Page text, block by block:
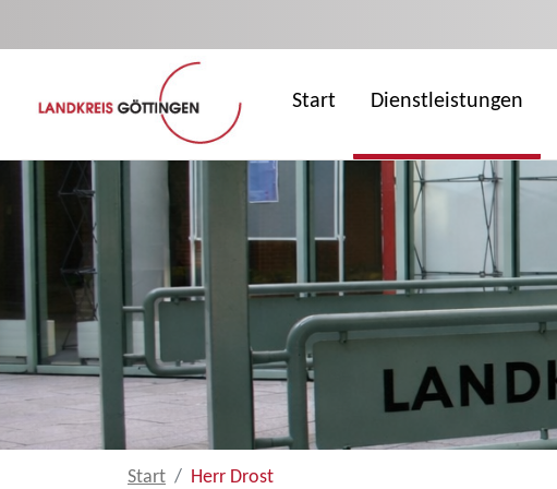
Start Dienstleistungen
Start Herr Drost